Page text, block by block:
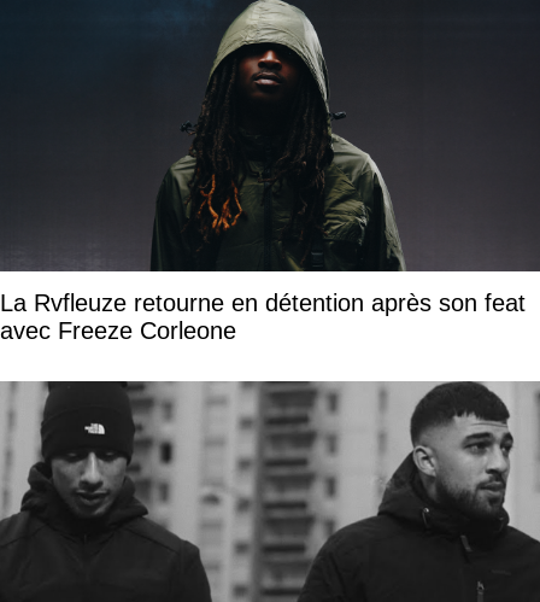
La Rvfleuze retourne en détention après son feat
avec Freeze Corleone